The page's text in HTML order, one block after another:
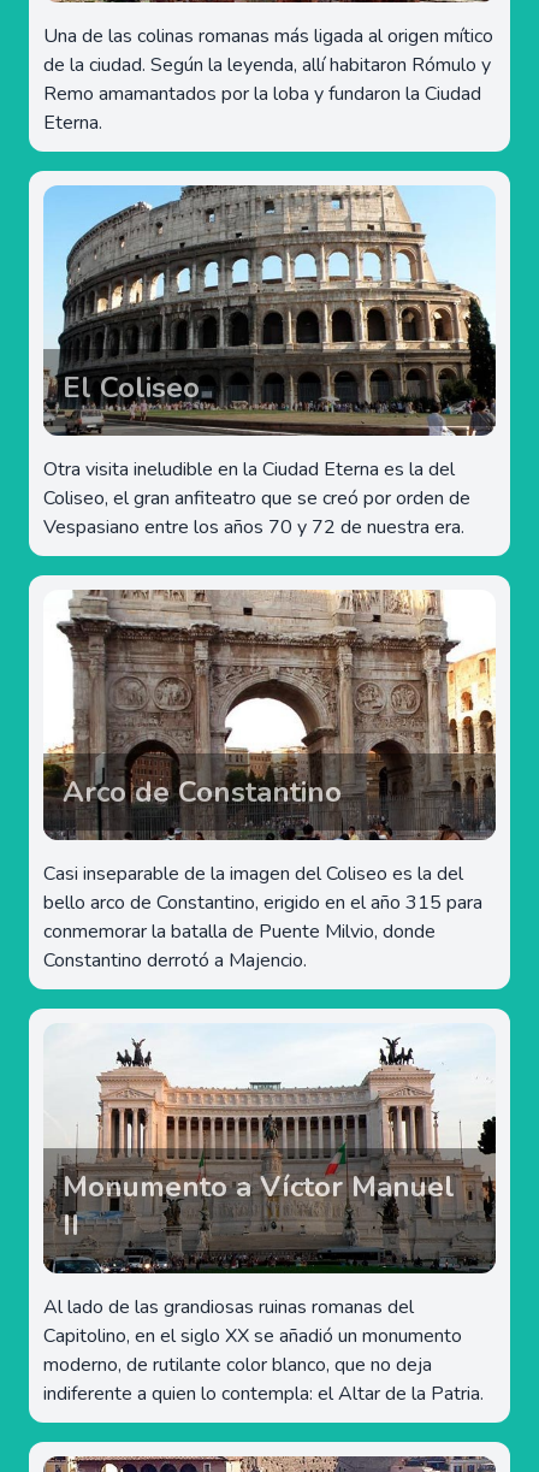
Una de las colinas romanas más ligada al origen mítico
de la ciudad. Según la leyenda, allí habitaron Rómulo y
Remo amamantados por la loba y fundaron la Ciudad
Eterna.
El Coliseo
Otra visita ineludible en la Ciudad Eterna es la del
Coliseo, el gran anfiteatro que se creó por orden de
Vespasiano entre los años 70 y 72 de nuestra era.
Arco de Constantino
Casi inseparable de la imagen del Coliseo es la del
bello arco de Constantino, erigido en el año 315 para
conmemorar la batalla de Puente Milvio, donde
Constantino derrotó a Majencio.
Monumento a Víctor Manuel
II
Al lado de las grandiosas ruinas romanas del
Capitolino, en el siglo XX se añadió un monumento
moderno, de rutilante color blanco, que no deja
indiferente a quien lo contempla: el Altar de la Patria.